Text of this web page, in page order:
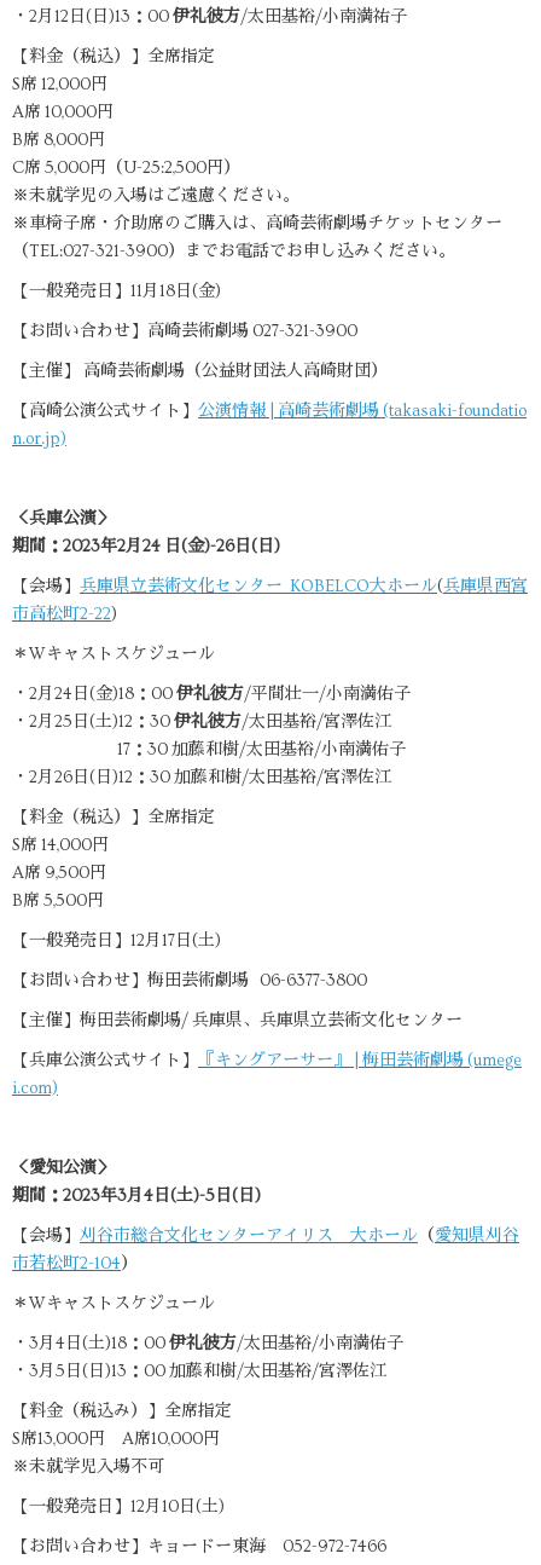
・2月12日(日)13：00伊礼彼方/太田基裕/小南満祐子
【料金（税込）】全席指定
S席 12,000円
A席 10,000円
B席 8,000円
C席 5,000円（U-25:2,500円）
※未就学児の入場はご遠慮ください。
※車椅子席・介助席のご購入は、高崎芸術劇場チケットセンター
（TEL:027-321-3900）までお電話でお申し込みください。
【一般発売日】11月18日(金)
【お問い合わせ】高崎芸術劇場 027-321-3900
【主催】 高崎芸術劇場（公益財団法人高崎財団）
【高崎公演公式サイト】 公演情報 | 高崎芸術劇場 (takasaki-foundatio
n.or.jp)
＜兵庫公演＞
期間：2023年2月24 日(金)-26日(日)
【会場】 兵庫県立芸術文化センター KOBELCO大ホール(兵庫県西宮
市高松町2-22)
＊Wキャストスケジュール
・2月24日(金)18：00伊礼彼方/平間壮一/小南満佑子
・2月25日(土)12：30伊礼彼方/太田基裕/宮澤佐江
17：30 加藤和樹/太田基裕/小南満佑子
・2月26日(日)12：30 加藤和樹/太田基裕/宮澤佐江
【料金（税込）】全席指定
S席 14,000円
A席 9,500円
B席 5,500円
【一般発売日】12月17日(土)
【お問い合わせ】梅田芸術劇場 06-6377-3800
【主催】梅田芸術劇場/ 兵庫県、兵庫県立芸術文化センター
【兵庫公演公式サイト】
『キングアーサー』 | 梅田芸術劇場 (umege
i.com)
＜愛知公演＞
期間：2023年3月4日(土)-5日(日)
【会場】 刈谷市総合文化センターアイリス 大ホール （愛知県刈谷
市若松町2-104）
＊Wキャストスケジュール
・3月4日(土)18：00伊礼彼方/太田基裕/小南満佑子
・3月5日(日)13：00 加藤和樹/太田基裕/宮澤佐江
【料金（税込み）】全席指定
S席13,000円 A席10,000円
※未就学児入場不可
【一般発売日】12月10日(土)
【お問い合わせ】キョードー東海 052-972-7466